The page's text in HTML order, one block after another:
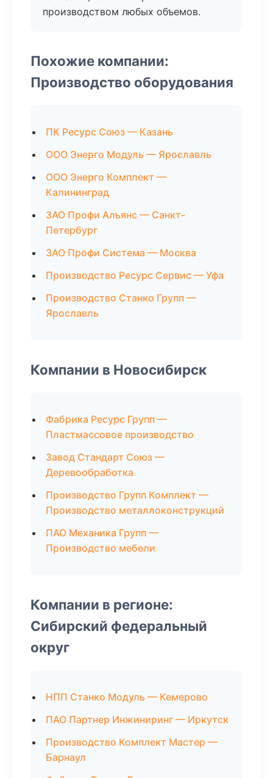
производством любых объемов.
Похожие компании:
Производство оборудования
ПК Ресурс Союз — Казань
ООО Энерго Модуль — Ярославль
ООО Энерго Комплект —
Калининград
ЗАО Профи Альянс — Санкт-
Петербург
ЗАО Профи Система — Москва
Производство Ресурс Сервис — Уфа
Производство Станко Групп —
Ярославль
Компании в Новосибирск
Фабрика Ресурс Групп —
Пластмассовое производство
Завод Стандарт Союз —
Деревообработка
Производство Групп Комплект —
Производство металлоконструкций
ПАО Механика Групп —
Производство мебели
Компании в регионе:
Сибирский федеральный
округ
НПП Станко Модуль — Кемерово
ПАО Партнер Инжиниринг — Иркутск
Производство Комплект Мастер —
Барнаул